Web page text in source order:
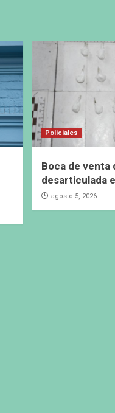
Policiales
Boca de venta
desarticulada
agosto 5, 2026